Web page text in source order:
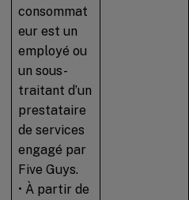
consommat
eur est un
employé ou
un sous-
traitant d’un
prestataire
de services
engagé par
Five Guys.
• À partir de